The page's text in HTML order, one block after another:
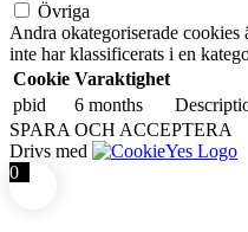
Övriga
Andra okategoriserade cookies
inte har klassificerats i en
Cookie Varaktighet
pbid
6 months
SPARA OCH ACCEPTERA
Drivs med
0